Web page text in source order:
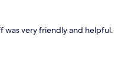
was very friendly and helpful.